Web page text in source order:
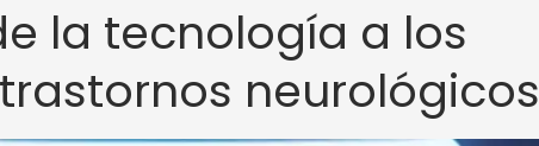
la tecnología a los
neurológicos